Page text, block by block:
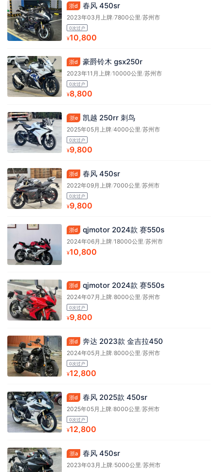
浙d 春风 450sr
2023年03月上牌/7800公里/苏州市
0次过户
¥10,800
浙d 豪爵铃木 gsx250r
2023年11月上牌/10000公里/苏州市
0次过户
¥8,800
浙e 凯越 250rr 刺鸟
2025年05月上牌/4000公里/苏州市
0次过户
¥9,800
浙d 春风 450sr
2022年09月上牌/7000公里 /苏州市
0次过户
¥9,800
浙d qjmotor 2024款 赛550s
2024年06月上牌/18000公里 /苏州市
¥10,800
浙d qjmotor 2024款 赛550s
2024年07月上牌/8000公里 /苏州市
0次过户
¥9,800
浙d 奔达 2023款 金吉拉450
2024年05月上牌/8000公里 /苏州市
0次过户
¥12,800
浙d 春风 2025款 450sr
2025年05月上牌/8000公里 /苏州市
0次过户
¥12,800
浙a 春风 450sr
2023年03月上牌/5000公里 /苏州市